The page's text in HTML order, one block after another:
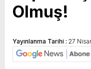
Olmuş!
Yayınlanma Tarihi : 27